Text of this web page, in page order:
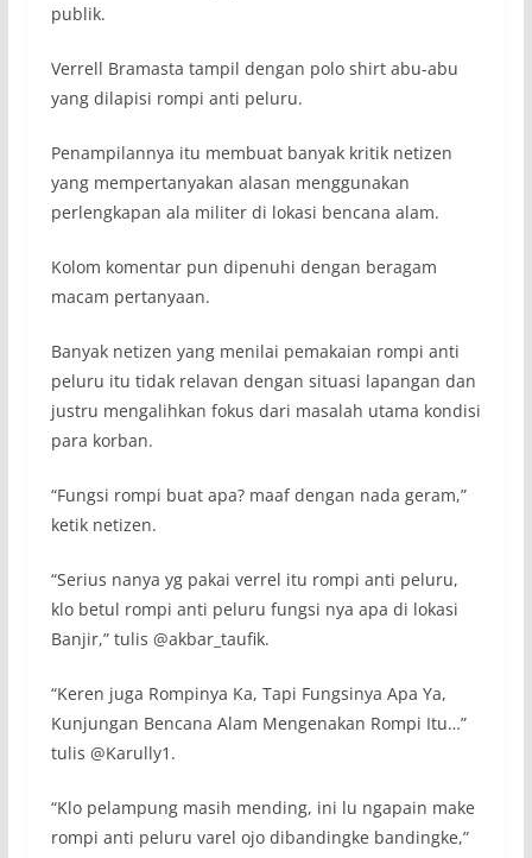
publik.
Verrell Bramasta tampil dengan polo shirt abu-abu
yang dilapisi rompi anti peluru.
Penampilannya itu membuat banyak kritik netizen
yang mempertanyakan alasan menggunakan
perlengkapan ala militer di lokasi bencana alam.
Kolom komentar pun dipenuhi dengan beragam
macam pertanyaan.
Banyak netizen yang menilai pemakaian rompi anti
peluru itu tidak relavan dengan situasi lapangan dan
justru mengalihkan fokus dari masalah utama kondisi
para korban.
“Fungsi rompi buat apa? maaf dengan nada geram,”
ketik netizen.
“Serius nanya yg pakai verrel itu rompi anti peluru,
klo betul rompi anti peluru fungsi nya apa di lokasi
Banjir,” tulis @akbar_taufik.
“Keren juga Rompinya Ka, Tapi Fungsinya Apa Ya,
Kunjungan Bencana Alam Mengenakan Rompi Itu…”
tulis @Karully1.
“Klo pelampung masih mending, ini lu ngapain make
rompi anti peluru varel ojo dibandingke bandingke,”